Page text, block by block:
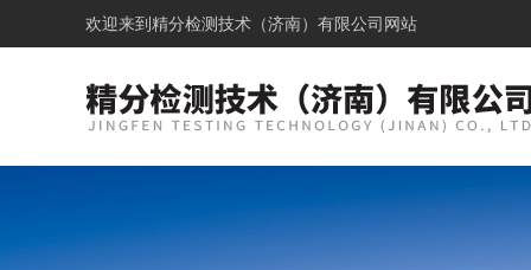
欢迎来到 精分检测技术（济南）有限公司网站